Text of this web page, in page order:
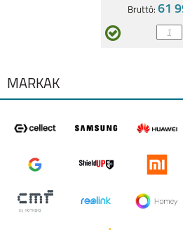
SAMSUNG GALAXY
SAMSUNG GALAXY Z
Bruttó: 61
MÁRKÁK